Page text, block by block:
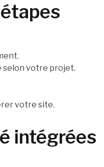
selon votre projet.
votre site.
intégrées